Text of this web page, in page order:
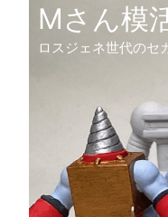
Mさん模
ロスジェネ世代のセ